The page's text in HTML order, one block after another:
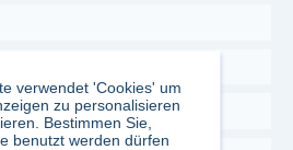
verwendet 'Cookies' um
zu personalisieren
Bestimmen Sie,
benutzt werden dürfen